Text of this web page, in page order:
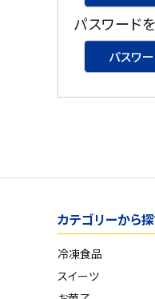
日用品
セール
フードロス
ペット用品
パスワード
パスワ
カテゴリーから
冷凍食品
スイーツ